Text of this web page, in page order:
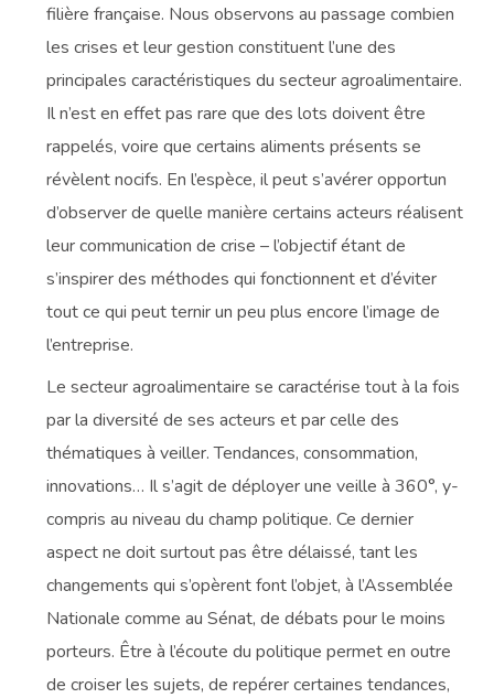
filière française. Nous observons au passage combien
les crises et leur gestion constituent l’une des
principales caractéristiques du secteur agroalimentaire.
Il n’est en effet pas rare que des lots doivent être
rappelés, voire que certains aliments présents se
révèlent nocifs. En l’espèce, il peut s’avérer opportun
d’observer de quelle manière certains acteurs réalisent
leur communication de crise – l’objectif étant de
s’inspirer des méthodes qui fonctionnent et d’éviter
tout ce qui peut ternir un peu plus encore l’image de
l’entreprise.
Le secteur agroalimentaire se caractérise tout à la fois
par la diversité de ses acteurs et par celle des
thématiques à veiller. Tendances, consommation,
innovations… Il s’agit de déployer une veille à 360°, y-
compris au niveau du champ politique. Ce dernier
aspect ne doit surtout pas être délaissé, tant les
changements qui s’opèrent font l’objet, à l’Assemblée
Nationale comme au Sénat, de débats pour le moins
porteurs. Être à l’écoute du politique permet en outre
de croiser les sujets, de repérer certaines tendances,